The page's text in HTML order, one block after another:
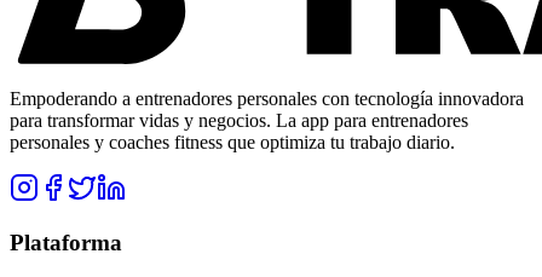
Empoderando a entrenadores personales con tecnología innovadora
para transformar vidas y negocios. La app para entrenadores
personales y coaches fitness que optimiza tu trabajo diario.
Plataforma